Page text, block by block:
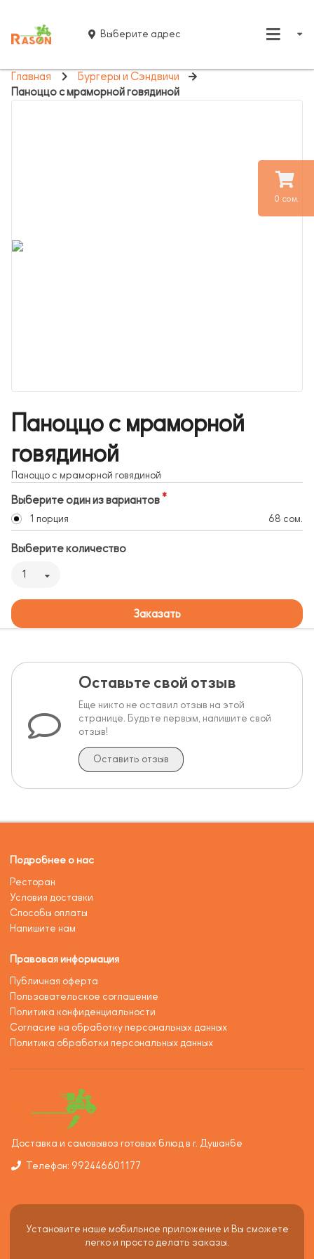
0 сом.
Выберите адрес
Главная
Бургеры и Сэндвичи
Паноццо с мраморной говядиной
Паноццо с мраморной
говядиной
Паноццо с мраморной говядиной
Выберите один из вариантов
1 порция 68 сом.
Выберите количество
1
Заказать
Оставьте свой отзыв
Еще никто не оставил отзыв на этой
странице. Будьте первым, напишите свой
отзыв!
Оставить отзыв
Подробнее о нас
Ресторан
Условия доставки
Способы оплаты
Напишите нам
Правовая информация
Публичная оферта
Пользовательское соглашение
Политика конфиденциальности
Согласие на обработку персональных данных
Политика обработки персональных данных
Доставка и самовывоз готовых блюд в г. Душанбе
Телефон: 992446601177
Установите наше мобильное приложение и Вы сможете
легко и просто делать заказы.